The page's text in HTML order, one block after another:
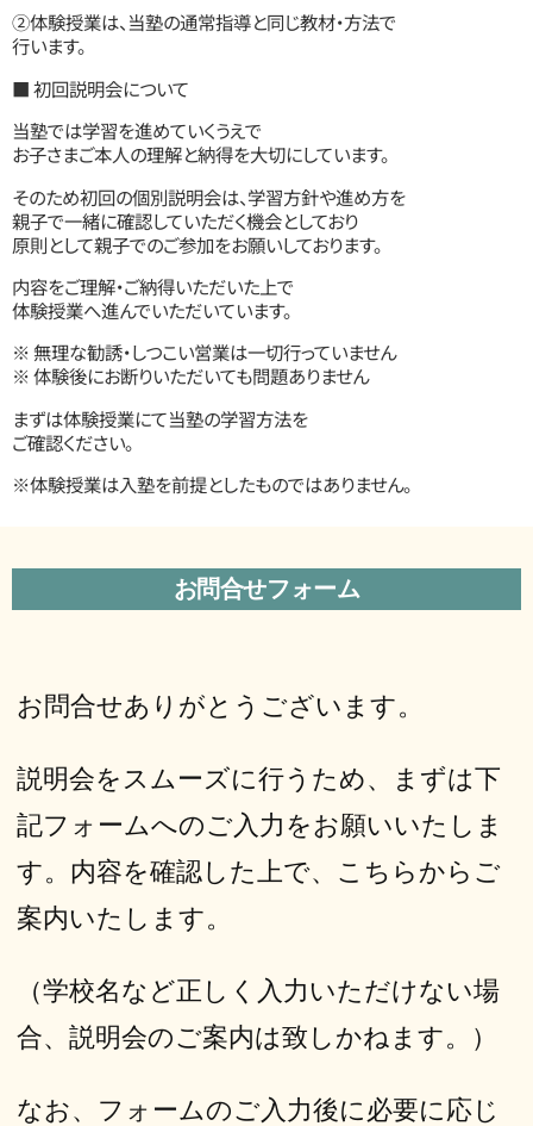
②体験授業は、当塾の通常指導と同じ教材・方法で
行います。
■ 初回説明会について
当塾では学習を進めていくうえで
お子さまご本人の理解と納得を大切にしています。
そのため初回の個別説明会は、学習方針や進め方を
親子で一緒に確認していただく機会としており
原則として親子でのご参加をお願いしております。
内容をご理解・ご納得いただいた上で
体験授業へ進んでいただいています。
※ 無理な勧誘・しつこい営業は一切行っていません
※ 体験後にお断りいただいても問題ありません
まずは体験授業にて当塾の学習方法を
ご確認ください。
※体験授業は入塾を前提としたものではありません。
お問合せフォーム
お問合せありがとうございます。
説明会をスムーズに行うため、まずは下
記フォームへのご入力をお願いいたしま
す。内容を確認した上で、こちらからご
案内いたします。
（学校名など正しく入力いただけない場
合、説明会のご案内は致しかねます。）
なお、フォームのご入力後に必要に応じ